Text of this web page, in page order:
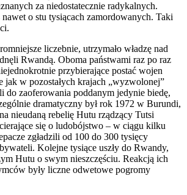
za niedostatecznie radykalnych.
o stu tysiącach zamordowanych. Taki
liczebnie, utrzymało władzę nad
Rwandą. Oboma państwami raz po raz
przybierające postać wojen
jak w pozostałych krajach „wyzwolonej”
do zaoferowania poddanym jedynie biedę,
dramatyczny był rok 1972 w Burundi,
nieudaną rebelię Hutu rządzący Tutsi
się o ludobójstwo – w ciągu kilku
zgładzili od 100 do 300 tysięcy
Kolejne tysiące uszły do Rwandy,
Hutu o swym nieszczęściu. Reakcją ich
były liczne odwetowe pogromy